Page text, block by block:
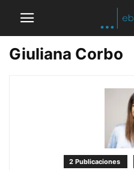
Giuliana Corbo
2 Publicaciones